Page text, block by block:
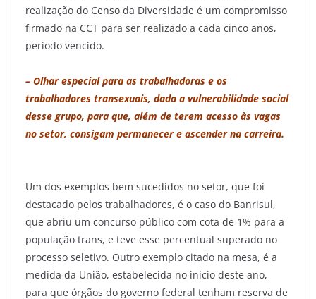
realização do Censo da Diversidade é um compromisso
firmado na CCT para ser realizado a cada cinco anos,
período vencido.
– Olhar especial para as trabalhadoras e os
trabalhadores transexuais, dada a vulnerabilidade social
desse grupo, para que, além de terem acesso às vagas
no setor, consigam permanecer e ascender na carreira.
Um dos exemplos bem sucedidos no setor, que foi
destacado pelos trabalhadores, é o caso do Banrisul,
que abriu um concurso público com cota de 1% para a
população trans, e teve esse percentual superado no
processo seletivo. Outro exemplo citado na mesa, é a
medida da União, estabelecida no início deste ano,
para que órgãos do governo federal tenham reserva de